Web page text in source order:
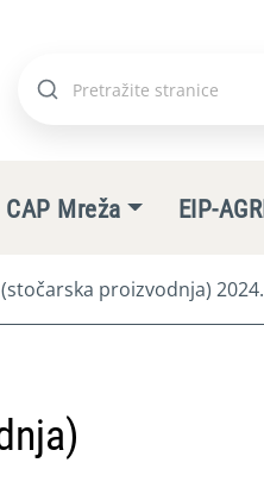
Pretraži
CAP Mreža EIP-AGRI
(stočarska proizvodnja) 2024.